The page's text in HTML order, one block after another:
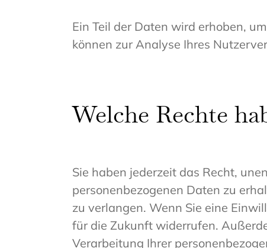
Ein Teil der Daten wird erhoben,
können zur Analyse Ihres
Welche Rechte
Sie haben jederzeit das Recht,
personenbezogenen Daten zu
zu verlangen. Wenn Sie eine
für die Zukunft widerrufen.
Verarbeitung Ihrer